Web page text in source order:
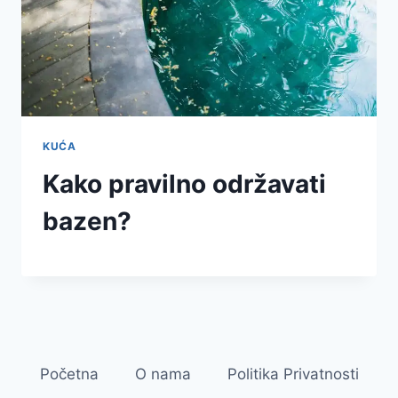
KUĆA
Kako pravilno održavati
bazen?
Početna O nama
Politika Privatnosti